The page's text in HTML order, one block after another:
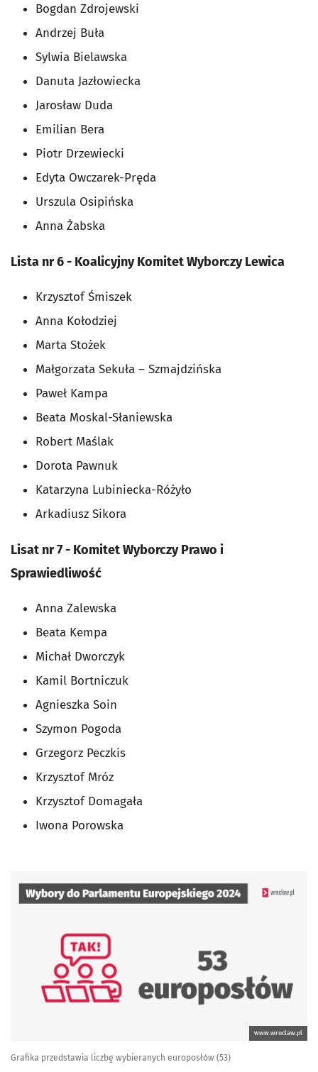
Bogdan Zdrojewski
Andrzej Buła
Sylwia Bielawska
Danuta Jazłowiecka
Jarosław Duda
Emilian Bera
Piotr Drzewiecki
Edyta Owczarek-Pręda
Urszula Osipińska
Anna Żabska
Lista nr 6 - Koalicyjny Komitet Wyborczy Lewica
Krzysztof Śmiszek
Anna Kołodziej
Marta Stożek
Małgorzata Sekuła – Szmajdzińska
Paweł Kampa
Beata Moskal-Słaniewska
Robert Maślak
Dorota Pawnuk
Katarzyna Lubiniecka-Różyło
Arkadiusz Sikora
Lisat nr 7 - Komitet Wyborczy Prawo i
Sprawiedliwość
Anna Zalewska
Beata Kempa
Michał Dworczyk
Kamil Bortniczuk
Agnieszka Soin
Szymon Pogoda
Grzegorz Peczkis
Krzysztof Mróz
Krzysztof Domagała
Iwona Porowska
www.wroclaw.pl
Grafika przedstawia liczbę wybieranych europosłów (53)